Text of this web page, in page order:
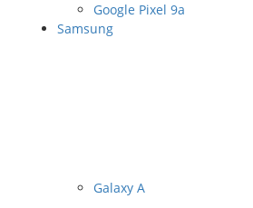
Google Pixel 9a
Samsung
Galaxy A